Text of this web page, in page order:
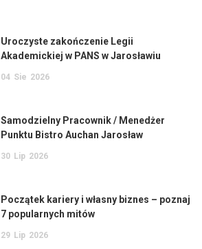
Uroczyste zakończenie Legii
Akademickiej w PANS w Jarosławiu
04 Sie 2026
Samodzielny Pracownik / Menedżer
Punktu Bistro Auchan Jarosław
30 Lip 2026
Początek kariery i własny biznes – poznaj
7 popularnych mitów
29 Lip 2026